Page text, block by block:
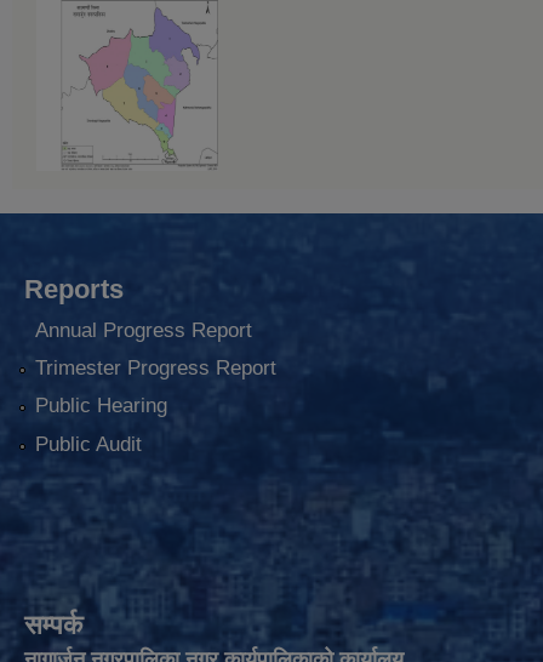
Reports
Annual Progress Report
Trimester Progress Report
Public Hearing
Public Audit
सम्पर्क